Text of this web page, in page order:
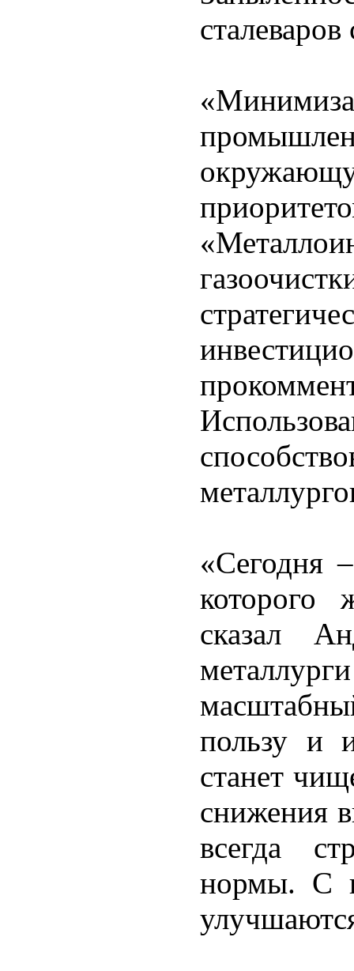
«Сегодня
которого
сказал
пользу и
станет
снижения
всегда
нормы. С